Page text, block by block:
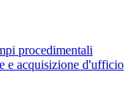
procedimentali
e acquisizione d'ufficio